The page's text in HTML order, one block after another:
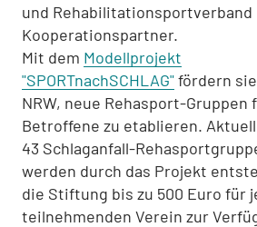
und Rehabilitationsportverband
Kooperationspartner.
Mit dem Modellprojekt
"SPORTnachSCHLAG"fördern
NRW, neue Rehasport-Gruppen
Betroffene zu etablieren.
43 Schlaganfall-
werden durch das Projekt
die Stiftung bis zu 500 Euro für
teilnehmenden Verein zur